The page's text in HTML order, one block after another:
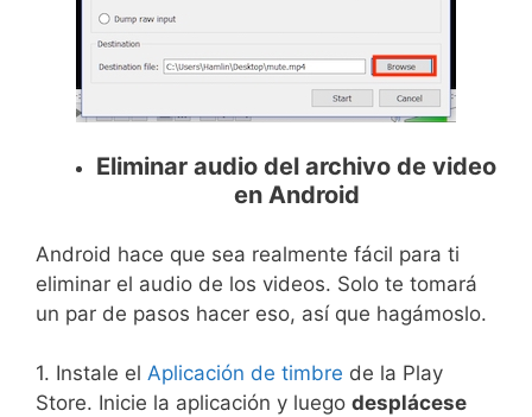
Eliminar audio del archivo de video
en Android
Android hace que sea realmente fácil para ti
eliminar el audio de los videos. Solo te tomará
un par de pasos hacer eso, así que hagámoslo.
1. Instale el Aplicación de timbre de la Play
Store. Inicie la aplicación y luego desplácese